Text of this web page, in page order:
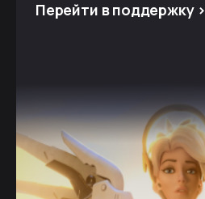
Перейти в поддержку >